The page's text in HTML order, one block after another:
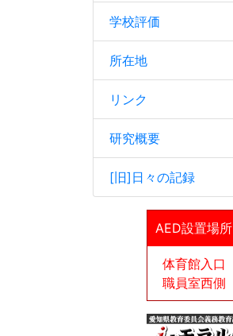
学校評価
所在地
リンク
研究概要
[旧]日々の記録
AED設置場所
体育館入口
職員室西側